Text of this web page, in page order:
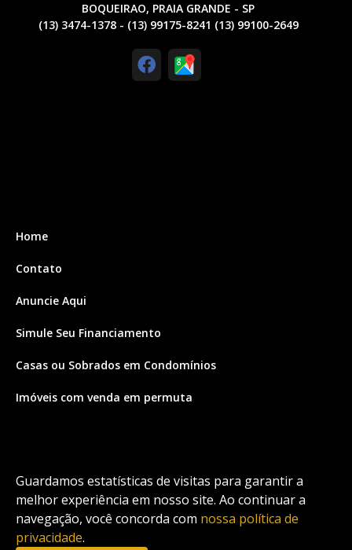
Guardamos estatísticas de visitas para garantir a
melhor experiência em nosso site. Ao continuar a
navegação, você concorda com nossa política de
privacidade.
BOQUEIRAO, PRAIA GRANDE - SP
(13) 3474-1378 - (13) 99175-8241 (13) 99100-2649
Home
Contato
Anuncie Aqui
Simule Seu Financiamento
Casas ou Sobrados em Condomínios
Imóveis com venda em permuta
Casa com piscina
Apartamento com piscina